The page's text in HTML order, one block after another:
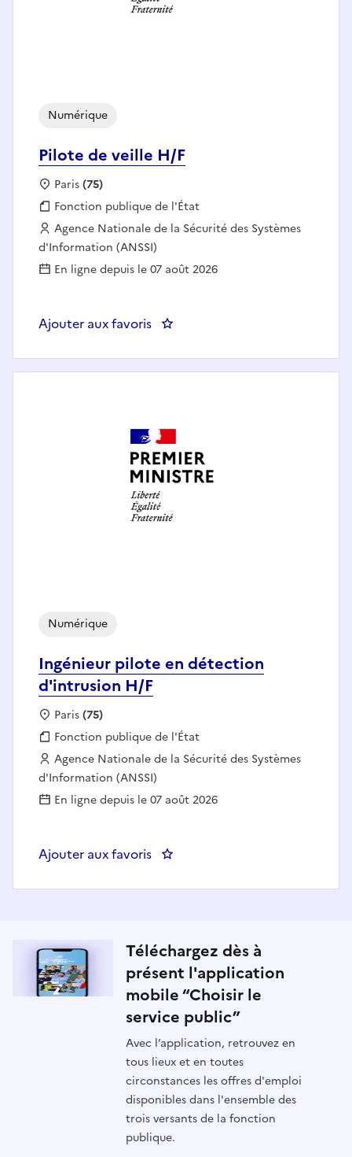
Pilote de veille H/F
Numérique
Localisation :
Paris(75)
Fonction publique :
Fonction publique de l'État
Employeur :
Agence Nationale de la Sécurité des Systèmes
d'Information (ANSSI)
En ligne depuis le 07 août 2026
Ajouter aux favoris : Pilote de veille H/F
Ingénieur pilote en détection
d'intrusion H/F
Numérique
Localisation :
Paris(75)
Fonction publique :
Fonction publique de l'État
Employeur :
Agence Nationale de la Sécurité des Systèmes
d'Information (ANSSI)
En ligne depuis le 07 août 2026
Ajouter aux favoris : Ingénieur pilote en détection
Téléchargez dès à
présent l'application
mobile “Choisir le
service public”
Avec l’application, retrouvez en
tous lieux et en toutes
circonstances les offres d'emploi
disponibles dans l'ensemble des
trois versants de la fonction
publique.